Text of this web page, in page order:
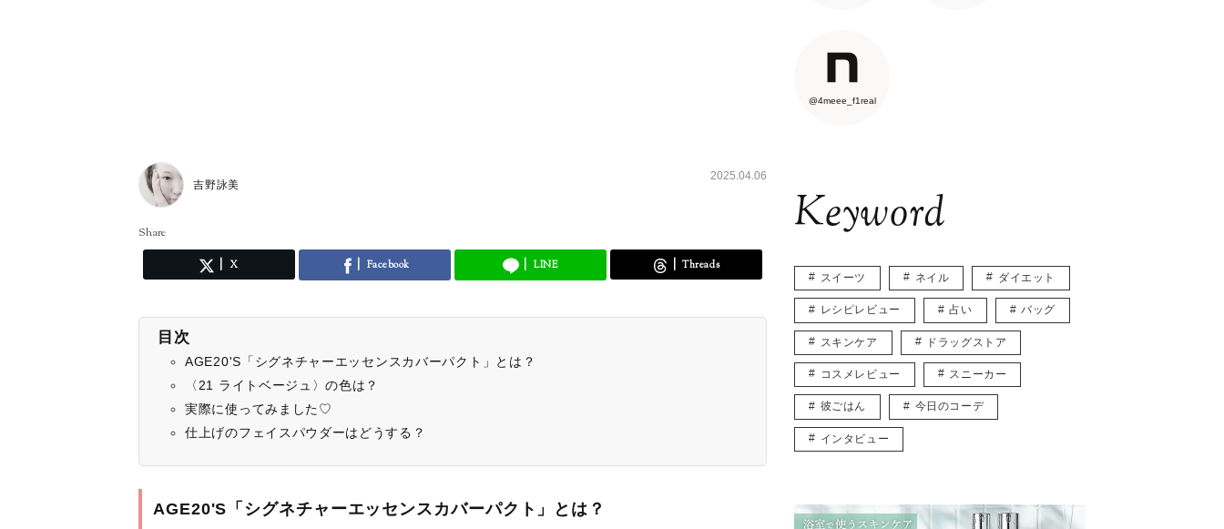
吉野詠美
2025.04.06
Share
X Facebook LINE Threads
目次
AGE20'S「シグネチャーエッセンスカバーパクト」とは？
〈21 ライトベージュ〉の色は？
実際に使ってみました♡
仕上げのフェイスパウダーはどうする？
AGE20'S「シグネチャーエッセンスカバーパクト」とは？
@4meee_f1real
Keyword
スイーツ ネイル ダイエット
レシピレビュー 占い バッグ
スキンケア ドラッグストア
コスメレビュー スニーカー
彼ごはん 今日のコーデ
インタビュー